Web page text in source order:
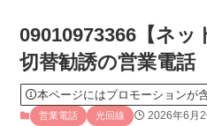
09010973366【ネッ
切替勧誘の営業電話
本ページにはプロモーションが
営業電話 光回線 2026年6月